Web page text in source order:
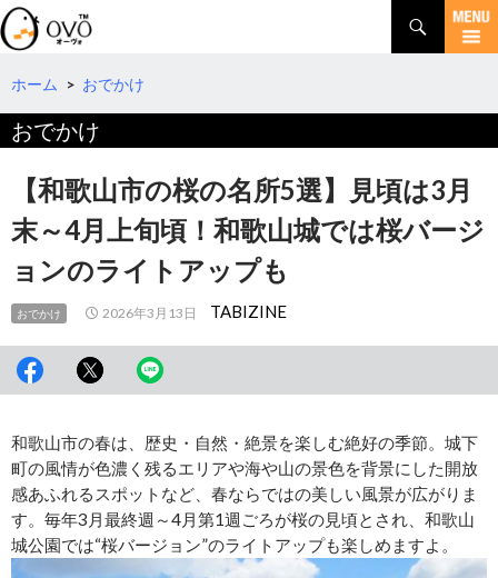
検
索
コ
テ
ツ
へ
ホーム > おでかけ
おでかけ
【和歌山市の桜の名所5選】見頃は3月
末～4月上旬頃！和歌山城では桜バージ
ョンのライトアップも
おでかけ 2026年3月13日 TABIZINE
和歌山市の春は、歴史・自然・絶景を楽しむ絶好の季節。城下
町の風情が色濃く残るエリアや海や山の景色を背景にした開放
感あふれるスポットなど、春ならではの美しい風景が広がりま
す。毎年3月最終週～4月第1週ごろが桜の見頃とされ、和歌山
城公園では“桜バージョン”のライトアップも楽しめますよ。